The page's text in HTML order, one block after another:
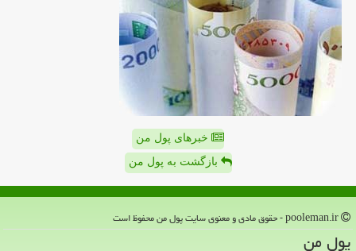
خبرهای پول من
بازگشت به پول من
پول من